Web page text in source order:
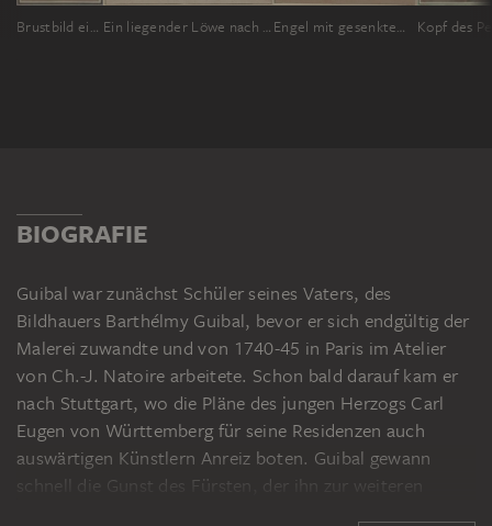
Brustbild einer Nonne Ein liegender Löwe nach rechts Engel mit gesenktem Haupt im Profil nach links
BIOGRAFIE
Guibal war zunächst Schüler seines Vaters, des
Bildhauers Barthélmy Guibal, bevor er sich endgültig der
Malerei zuwandte und von 1740-45 in Paris im Atelier
von Ch.-J. Natoire arbeitete. Schon bald darauf kam er
nach Stuttgart, wo die Pläne des jungen Herzogs Carl
Eugen von Württemberg für seine Residenzen auch
auswärtigen Künstlern Anreiz boten. Guibal gewann
schnell die Gunst des Fürsten, der ihn zur weiteren